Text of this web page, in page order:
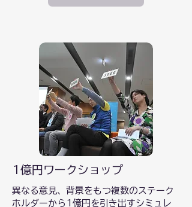
1億円ワークショップ
異なる意見、背景をもつ複数のステーク
ホルダーから1億円を引き出すシミュレ